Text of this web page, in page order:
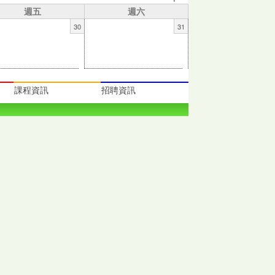
週五
週六
30 31
課程資訊 招聘資訊